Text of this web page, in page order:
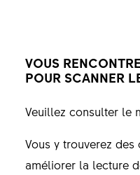
VOUS
POUR SCANNER
Veuillez consulter le
Vous y trouverez
améliorer la lecture